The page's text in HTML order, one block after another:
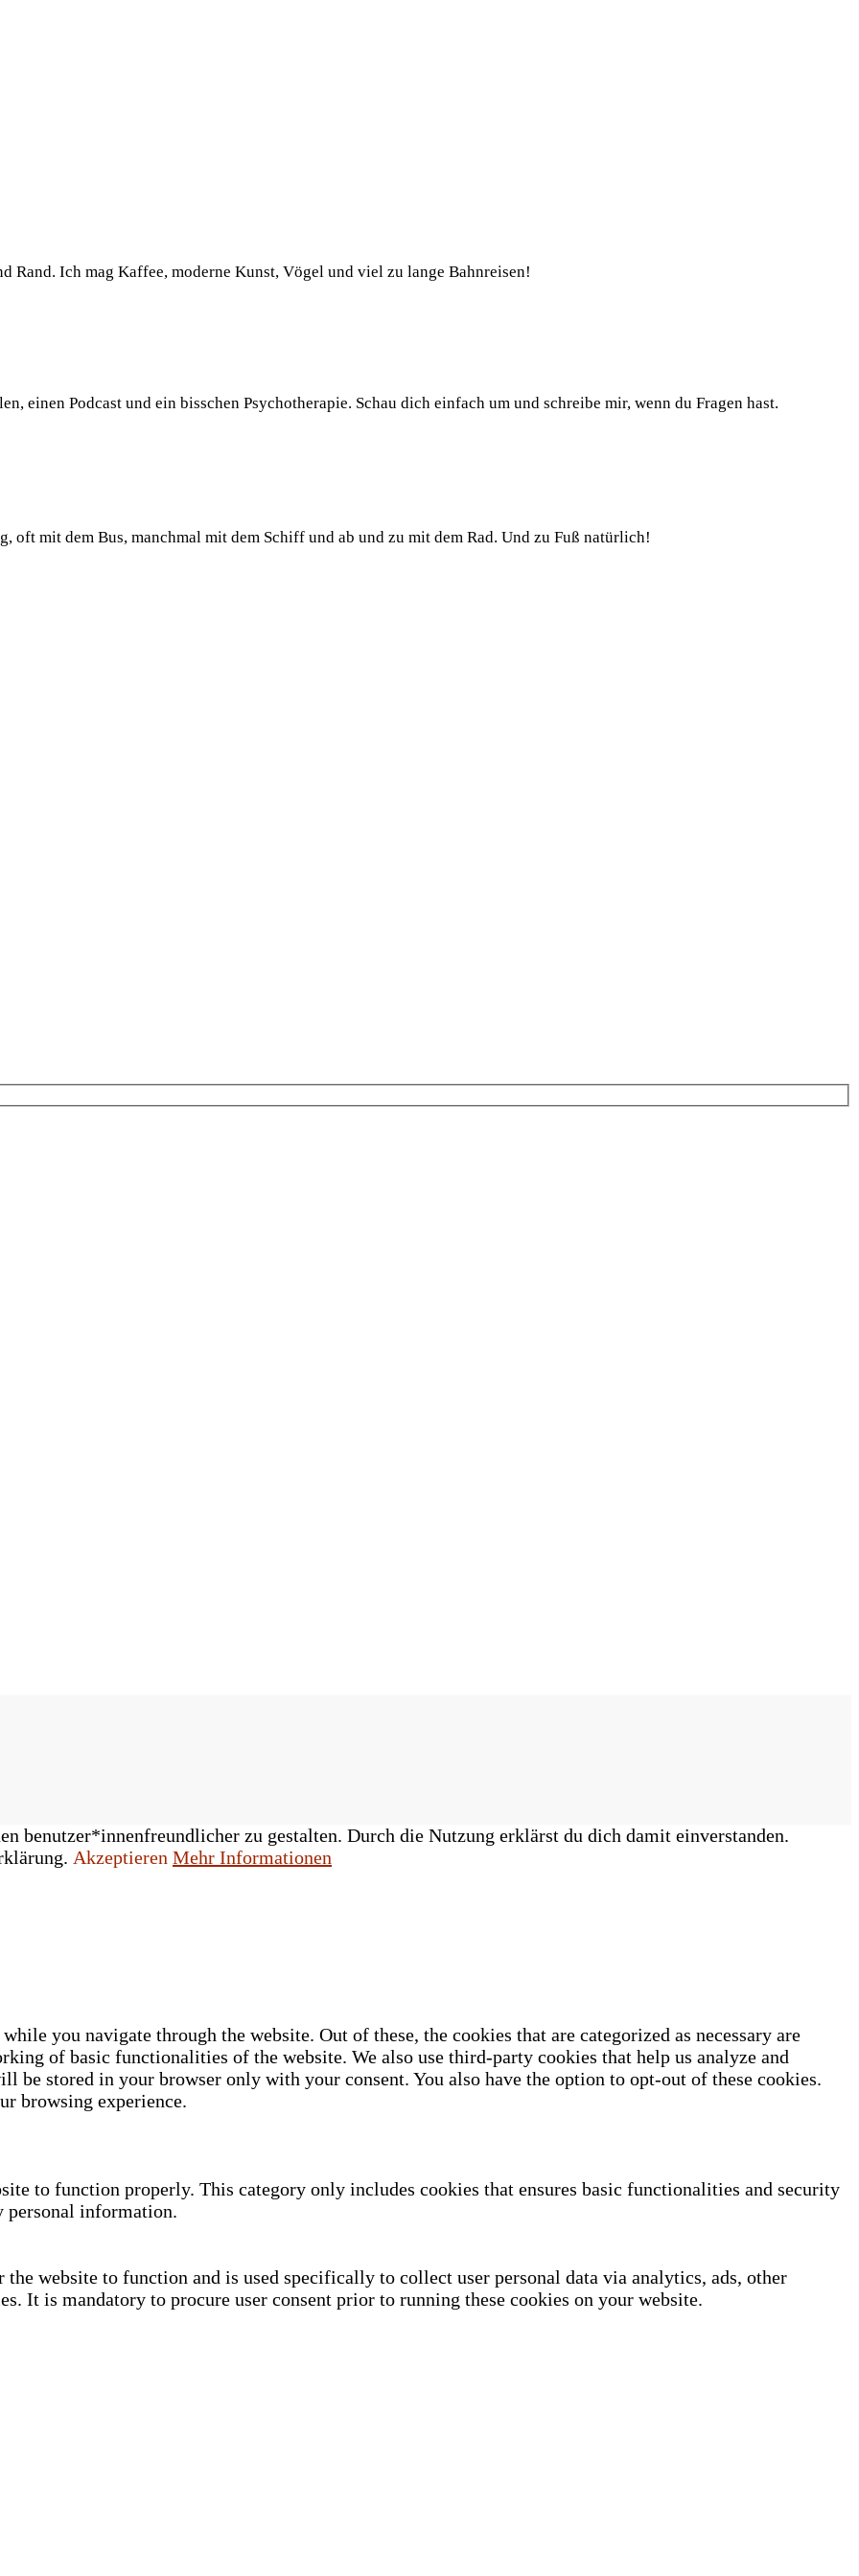
Rand. Ich mag Kaffee, moderne Kunst, Vögel und viel zu lange Bahnreisen!
einen Podcast und ein bisschen Psychotherapie. Schau dich einfach um und schreibe mir, wenn du Fragen hast.
oft mit dem Bus, manchmal mit dem Schiff und ab und zu mit dem Rad. Und zu Fuß natürlich!
benutzer*innenfreundlicher zu gestalten. Durch die Nutzung erklärst du dich damit einverstanden.
Akzeptieren Mehr Informationen
you navigate through the website. Out of these, the cookies that are categorized as necessary are
of basic functionalities of the website. We also use third-party cookies that help us analyze and
be stored in your browser only with your consent. You also have the option to opt-out of these cookies.
browsing experience.
to function properly. This category only includes cookies that ensures basic functionalities and security
personal information.
website to function and is used specifically to collect user personal data via analytics, ads, other
It is mandatory to procure user consent prior to running these cookies on your website.